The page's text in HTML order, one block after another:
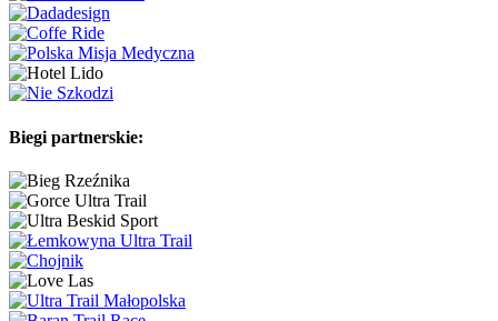
Biegi partnerskie: